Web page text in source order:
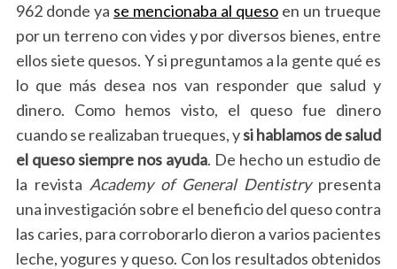
962 donde ya se mencionaba al queso en un trueque
por un terreno con vides y por diversos bienes, entre
ellos siete quesos. Y si preguntamos a la gente qué es
lo que más desea nos van responder que salud y
dinero. Como hemos visto, el queso fue dinero
cuando se realizaban trueques, ysi hablamos de salud
el queso siempre nos ayuda. De hecho un estudio de
la revista Academy of General Dentistry presenta
una investigación sobre el beneficio del queso contra
las caries, para corroborarlo dieron a varios pacientes
leche, yogures y queso. Con los resultados obtenidos